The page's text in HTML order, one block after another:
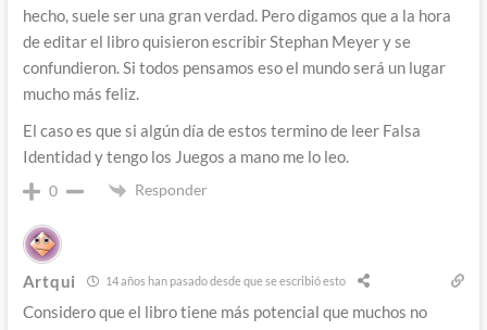
hecho, suele ser una gran verdad. Pero digamos que a la hora
de editar el libro quisieron escribir Stephan Meyer y se
confundieron. Si todos pensamos eso el mundo será un lugar
mucho más feliz.
El caso es que si algún día de estos termino de leer Falsa
Identidad y tengo los Juegos a mano me lo leo.
0 Responder
Artqui 14 años han pasado desde que se escribió esto
Considero que el libro tiene más potencial que muchos no